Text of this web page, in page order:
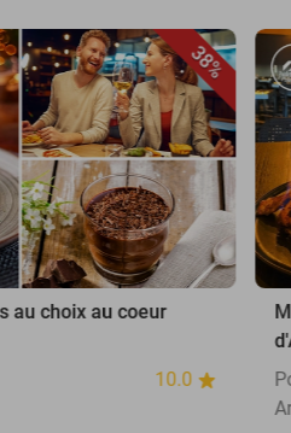
38%
au choix au coeur
10.0